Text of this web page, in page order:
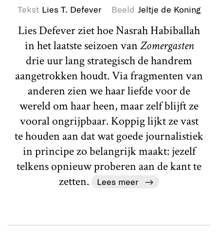
Tekst Lies T. Defever Beeld Jeltje de Koning
Lies Defever ziet hoe Nasrah Habiballah
in het laatste seizoen vanZomergasten
drie uur lang strategisch de handrem
aangetrokken houdt. Via fragmenten van
anderen zien we haar liefde voor de
wereld om haar heen, maar zelf blijft ze
vooral ongrijpbaar. Koppig lijkt ze vast
te houden aan dat wat goede journalistiek
in principe zo belangrijk maakt: jezelf
telkens opnieuw proberen aan de kant te
zetten.
Lees meer